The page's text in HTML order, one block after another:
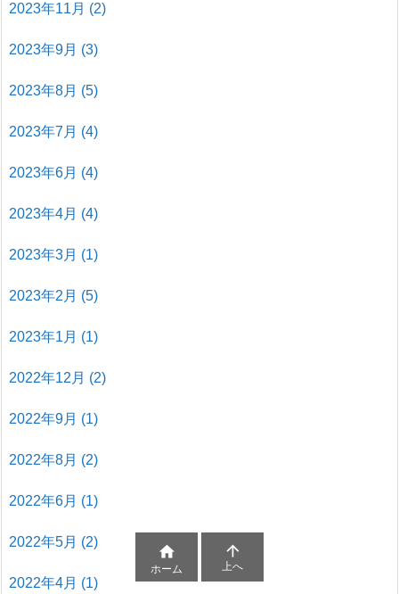
2023年11月 (2)
2023年9月 (3)
2023年8月 (5)
2023年7月 (4)
2023年6月 (4)
2023年4月 (4)
2023年3月 (1)
2023年2月 (5)
2023年1月 (1)
2022年12月 (2)
2022年9月 (1)
2022年8月 (2)
2022年6月 (1)
2022年5月 (2)
2022年4月 (1)

ホーム

上へ